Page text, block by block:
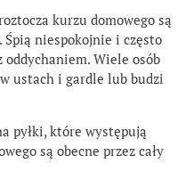
kurzu domowego są
Śpią niespokojnie i często
Wiele osób
ustach i gardle lub budzi
pyłki, które występują
są obecne przez cały